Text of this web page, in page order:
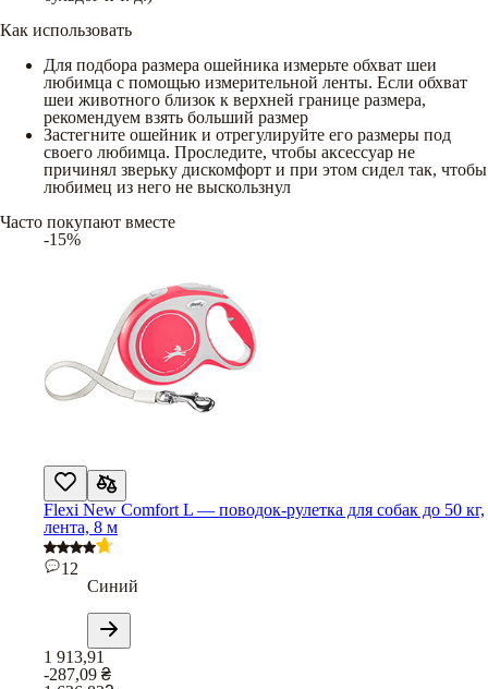
Как использовать
Для подбора размера ошейника измерьте обхват шеи
любимца с помощью измерительной ленты. Если обхват
шеи животного близок к верхней границе размера,
рекомендуем взять больший размер
Застегните ошейник и отрегулируйте его размеры под
своего любимца. Проследите, чтобы аксессуар не
причинял зверьку дискомфорт и при этом сидел так, чтобы
любимец из него не выскользнул
Часто покупают вместе
-15%
Flexi New Comfort L — поводок-рулетка для собак до 50 кг,
лента, 8 м
12
Синий
1 913,91
-287,09 ₴